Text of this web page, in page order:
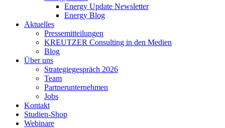
Energy Update Newsletter
Energy Blog
Aktuelles
Pressemitteilungen
KREUTZER Consulting in den Medien
Blog
Über uns
Strategiegespräch 2026
Team
Partnerunternehmen
Jobs
Kontakt
Studien-Shop
Webinare